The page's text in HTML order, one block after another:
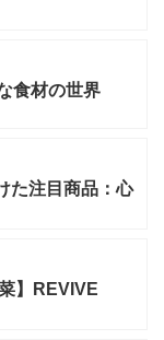
食材の世界
た注目商品：心
】REVIVE